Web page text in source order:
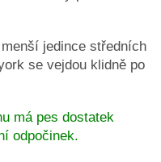
jedince středních
se vejdou klidně po
má pes dostatek
odpočinek.